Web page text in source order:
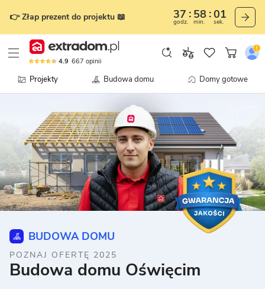
👉 Złap prezent do projektu 📖 37
godz.
58
min.
00
sek.
4.9 667 opinii
Projekty Budowa domu Domy gotowe
BUDOWA DOMU
POZNAJ OFERTĘ 2025
Budowa domu Oświęcim